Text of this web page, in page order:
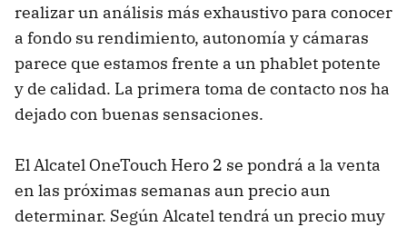
realizar un análisis más exhaustivo para conocer
a fondo su rendimiento, autonomía y cámaras
parece que estamos frente a un phablet potente
y de calidad. La primera toma de contacto nos ha
dejado con buenas sensaciones.
El Alcatel OneTouch Hero 2 se pondrá a la venta
en las próximas semanas aun precio aun
determinar. Según Alcatel tendrá un precio muy